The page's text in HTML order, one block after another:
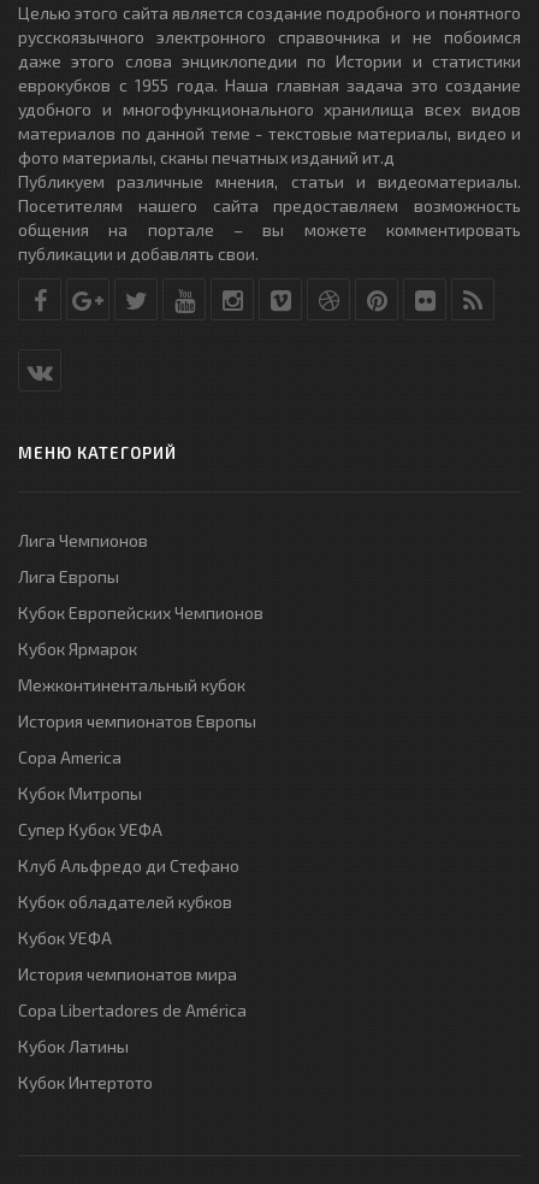
Целью этого сайта является создание подробного и понятного
русскоязычного электронного справочника и не побоимся
даже этого слова энциклопедии по Истории и статистики
еврокубков с 1955 года. Наша главная задача это создание
удобного и многофункционального хранилища всех видов
материалов по данной теме - текстовые материалы, видео и
фото материалы, сканы печатных изданий ит.д
Публикуем различные мнения, статьи и видеоматериалы.
Посетителям нашего сайта предоставляем возможность
общения на портале – вы можете комментировать
публикации и добавлять свои.
МЕНЮ КАТЕГОРИЙ
Лига Чемпионов
Лига Европы
Кубок Европейских Чемпионов
Кубок Ярмарок
Межконтинентальный кубок
История чемпионатов Европы
Copa America
Кубок Митропы
Супер Кубок УЕФА
Клуб Альфредо ди Стефано
Кубок обладателей кубков
Кубок УЕФА
История чемпионатов мира
Copa Libertadores de América
Кубок Латины
Кубок Интертото